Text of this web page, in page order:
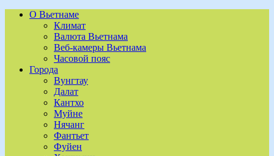
О Вьетнаме
Климат
Валюта Вьетнама
Веб-камеры Вьетнама
Часовой пояс
Города
Вунгтау
Далат
Кантхо
Муйне
Нячанг
Фантьет
Фуйен